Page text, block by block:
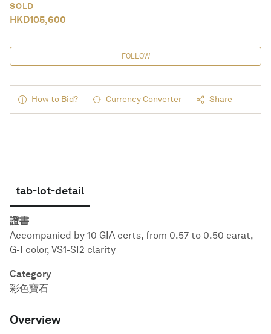
SOLD
HKD105,600
FOLLOW
How to Bid? Currency Converter Share
tab-lot-detail
證書
Accompanied by 10 GIA certs, from 0.57 to 0.50 carat,
G-I color, VS1-SI2 clarity
Category
彩色寶石
Overview